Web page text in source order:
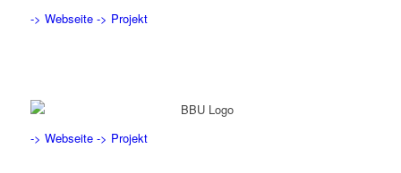
-> Webseite -> Projekt
-> Webseite -> Projekt